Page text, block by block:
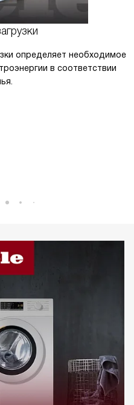
определяет необходимое
в соответствии